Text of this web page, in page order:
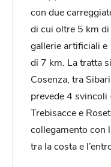
con due
di cui oltre 5 km
gallerie artificiali
di 7 km. La tratta
Cosenza, tra
prevede 4 svincoli
Trebisacce e
collegamento con
tra la costa e